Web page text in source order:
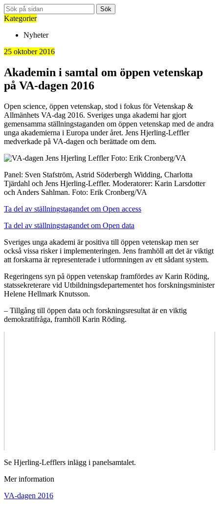
Sök
Kategorier
Nyheter
25 oktober 2016
Akademin i samtal om öppen vetenskap
på VA-dagen 2016
Open science, öppen vetenskap, stod i fokus för Vetenskap &
Allmänhets VA-dag 2016. Sveriges unga akademi har gjort
gemensamma ställningstaganden om öppen vetenskap med de andra
unga akademierna i Europa under året. Jens Hjerling-Leffler
medverkade på VA-dagen och berättade om dem.
Panel: Sven Stafström, Astrid Söderbergh Widding, Charlotta
Tjärdahl och Jens Hjerling-Leffler. Moderatorer: Karin Larsdotter
och Anders Sahlman. Foto: Erik Cronberg/VA
Ta del av ställningstagandet om Open access
Ta del av ställningstagandet om Open data
Sveriges unga akademi är positiva till öppen vetenskap men ser
också vissa risker i implementeringen. Jens framhöll att det är viktigt
att forskarna är representerade i utformningen av ett sådant system.
Regeringens syn på öppen vetenskap framfördes av Karin Röding,
statssekreterare vid Utbildningsdepartementet hos forskningsminister
Helene Hellmark Knutsson.
– Tillgång till öppen data och forskningsresultat är en viktig
demokratifråga, framhöll Karin Röding.
Se Hjerling-Lefflers inlägg i panelsamtalet.
Mer information
VA-dagen 2016